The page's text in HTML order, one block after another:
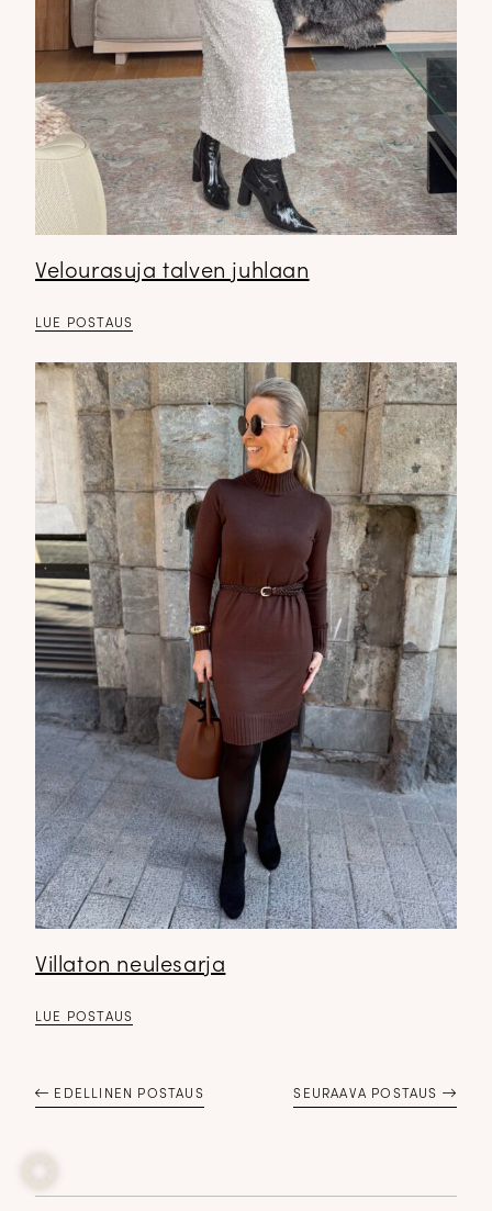
Velourasuja talven juhlaan
LUE POSTAUS
Villaton neulesarja
LUE POSTAUS
EDELLINEN POSTAUS SEURAAVA POSTAUS